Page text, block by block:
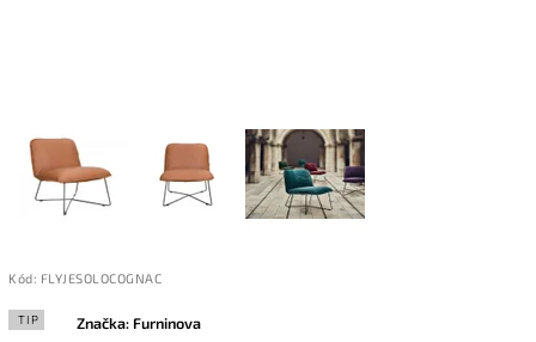
Kód: FLYJESOLOCOGNAC
TIP Značka: Furninova